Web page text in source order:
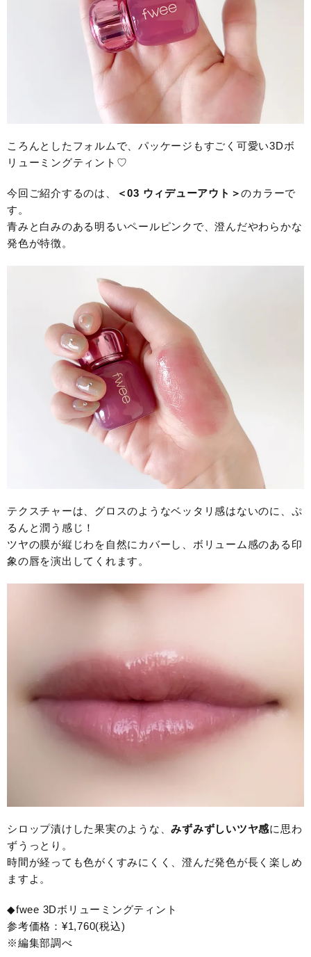
ころんとしたフォルムで、パッケージもすごく可愛い3Dボ
リューミングティント♡
今回ご紹介するのは、 ＜03 ウィデューアウト＞のカラーで
す。
青みと白みのある明るいペールピンクで、澄んだやわらかな
発色が特徴。
テクスチャーは、グロスのようなベッタリ感はないのに、ぷ
るんと潤う感じ！
ツヤの膜が縦じわを自然にカバーし、ボリューム感のある印
象の唇を演出してくれます。
シロップ漬けした果実のような、みずみずしいツヤ感に思わ
ずうっとり。
時間が経っても色がくすみにくく、澄んだ発色が長く楽しめ
ますよ。
◆fwee 3Dボリューミングティント
参考価格：¥1,760(税込)
※編集部調べ